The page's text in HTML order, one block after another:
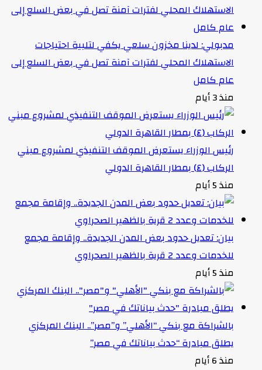
مدبولي: لدينا مخزون سلعي يكفي لتلبية احتياجات
الاستهلاك المحلي لفترات آمنة تصل في بعض السلع إلى
عام كامل
منذ 3 أيام
رئيس الوزراء يستعرض الموقف التنفيذي لمشروع مبني
الركاب (٤) بمطار القاهرة الدولي
منذ 5 أيام
بيان: تعديل حدود بعض المدن الجديدة.. وإقامة مجمع
للخدمات وعدد 2 قرية بالظهير الصحراوي
منذ 5 أيام
بالشراكة مع بنكي “الأهلي” و”مصر”.. البنك المركزي
يطلق مبادرة “حدث بياناتك في مصر”
منذ 6 أيام